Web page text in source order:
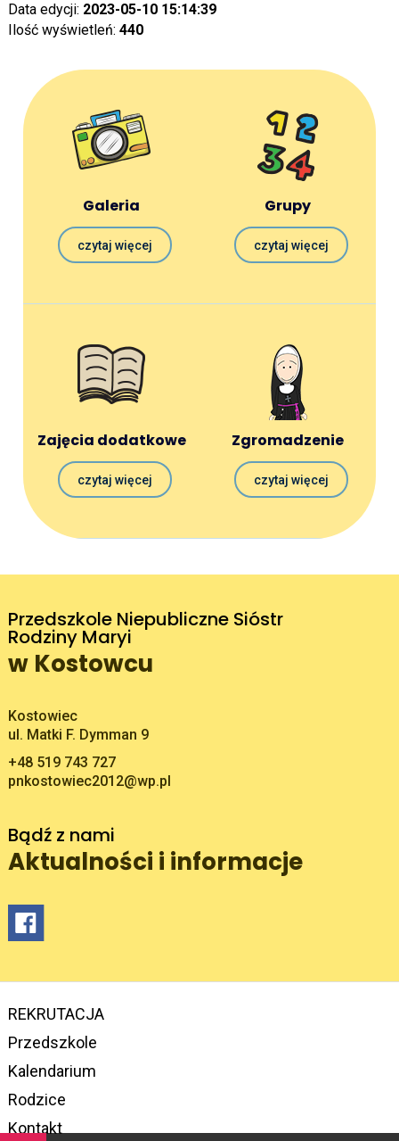
Data edycji: 2023-05-10 15:14:39
Ilość wyświetleń: 440
Galeria
czytaj więcej
Grupy
czytaj więcej
Zajęcia dodatkowe
czytaj więcej
Zgromadzenie
czytaj więcej
Przedszkole Niepubliczne Sióstr
Rodziny Maryi
w Kostowcu
Adres pocztowy:
Kostowiec
ul. Matki F. Dymman 9
+48 519 743 727
pnkostowiec2012@wp.pl
Bądź z nami
Aktualności i informacje
REKRUTACJA
Przedszkole
Kalendarium
Rodzice
Kontakt